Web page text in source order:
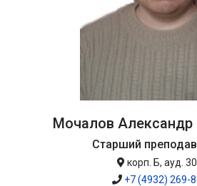
Мочалов Александр
Старший
корп. Б, ауд.
+7 (4932) 269-